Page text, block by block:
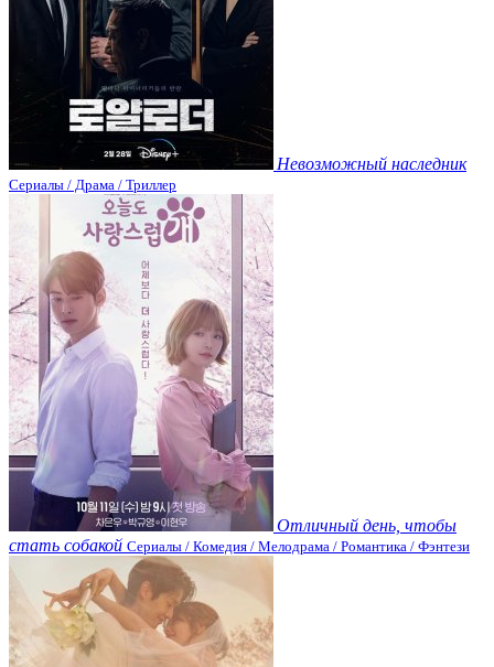
Невозможный наследник
Сериалы / Драма / Триллер
Отличный день, чтобы
стать собакой Сериалы / Комедия / Мелодрама / Романтика / Фэнтези